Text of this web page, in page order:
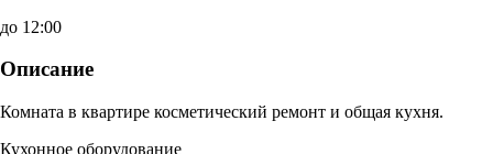
до 12:00
Описание
Комната в квартире косметический ремонт и общая кухня.
Кухонное оборудование